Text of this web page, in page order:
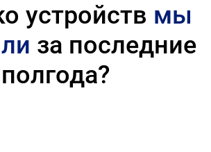
устройств мы
за последние
полгода?